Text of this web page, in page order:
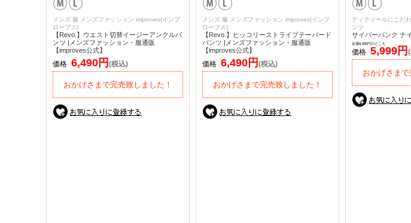
メンズ 服 メンズファッション improves(インプ
ローブス)
【Revo.】ウエスト切替イージーアンクルパ
ンツ |メンズファッション・服通販
【improves公式】
価格 6,490円 (税込)
おかげさまで完売致しました！
メンズ 服 メンズファッション improves(インプ
ローブス)
【Revo.】ヒッコリーストライプテーパード
パンツ |メンズファッション・服通販
【improves公式】
価格 6,490円 (税込)
おかげさまで完売致しました！
ディティールにこだ
ンツ
サイバーパンク ナ
定価8,690円のところ
価格 5,999円
おかげさまで